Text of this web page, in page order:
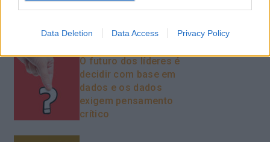
Data Deletion Data Access Privacy Policy
melhorar o ambiente de
produtividade
O futuro dos líderes é
decidir com base em
dados e os dados
exigem pensamento
crítico